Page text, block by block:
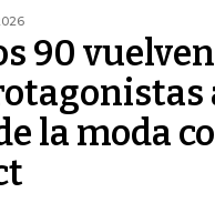
90 vuelven
la moda